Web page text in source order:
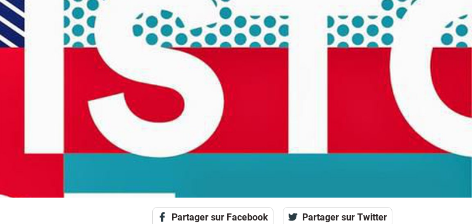
Offres d'emploi Pré-déclarer un sinistre
Partager sur Facebook Partager sur Twitter